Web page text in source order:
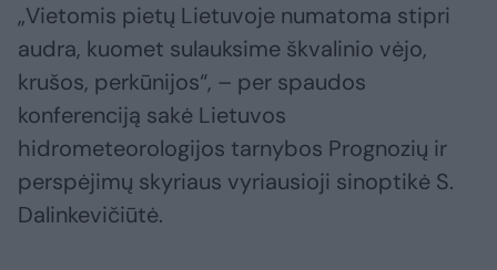
„Vietomis pietų Lietuvoje numatoma stipri
audra, kuomet sulauksime škvalinio vėjo,
krušos, perkūnijos“, – per spaudos
konferenciją sakė Lietuvos
hidrometeorologijos tarnybos Prognozių ir
perspėjimų skyriaus vyriausioji sinoptikė S.
Dalinkevičiūtė.